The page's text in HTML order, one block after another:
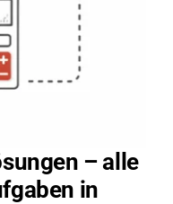
– alle
in